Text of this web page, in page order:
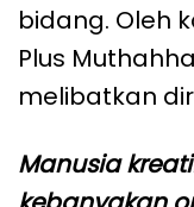
bidang. Oleh
Plus
melibatkan
Manusia